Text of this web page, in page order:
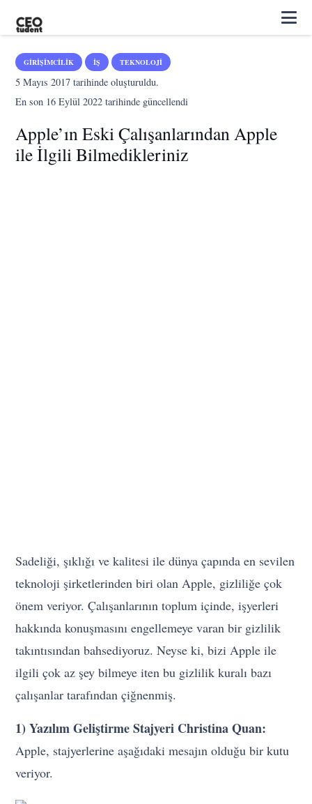
GIRIŞIMCILIK İŞ TEKNOLOJI
5 Mayıs 2017 tarihinde oluşturuldu.
En son 16 Eylül 2022 tarihinde güncellendi
Apple’ın Eski Çalışanlarından Apple
ile İlgili Bilmedikleriniz
Sadeliği, şıklığı ve kalitesi ile dünya çapında en sevilen
teknoloji şirketlerinden biri olan Apple, gizliliğe çok
önem veriyor. Çalışanlarının toplum içinde, işyerleri
hakkında konuşmasını engellemeye varan bir gizlilik
takıntısından bahsediyoruz. Neyse ki, bizi Apple ile
ilgili çok az şey bilmeye iten bu gizlilik kuralı bazı
çalışanlar tarafından çiğnenmiş.
1) Yazılım Geliştirme Stajyeri Christina Quan:
Apple, stajyerlerine aşağıdaki mesajın olduğu bir kutu
veriyor.